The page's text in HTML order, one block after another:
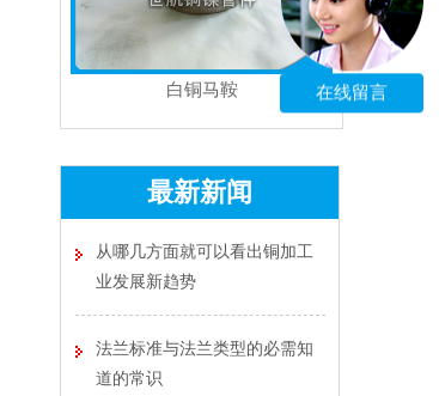
白铜马鞍
最新新闻
从哪几方面就可以看出铜加工
业发展新趋势
法兰标准与法兰类型的必需知
道的常识
在线留言